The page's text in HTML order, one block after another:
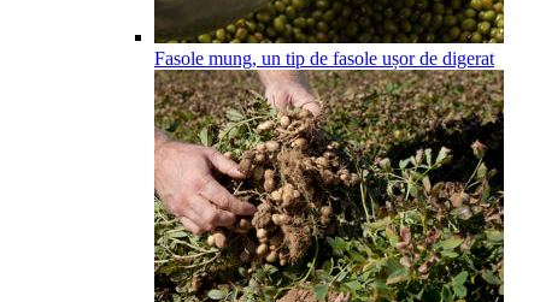
Fasole mung, un tip de fasole ușor de digerat